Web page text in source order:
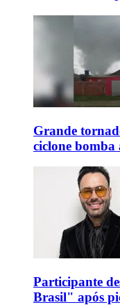
Grande
ciclone bomba
Participante
Brasil" após